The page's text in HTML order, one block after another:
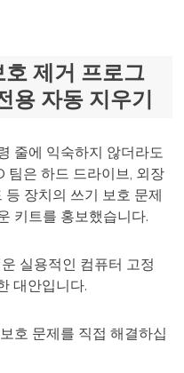
호 제거 프로그
용 자동 지우기
줄에 익숙하지 않더라도
팀은 하드 드라이브, 외장
등 장치의 쓰기 보호 문제
키트를 홍보했습니다.
실용적인 컴퓨터 고정
대안입니다.
호 문제를 직접 해결하십